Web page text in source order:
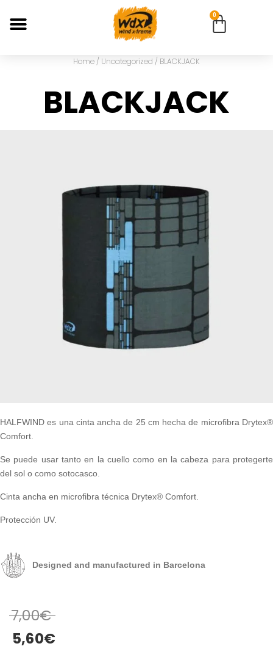
0
Home / Uncategorized / BLACKJACK
BLACKJACK
HALFWIND es una cinta ancha de 25 cm hecha de microfibra Drytex®
Comfort.
Se puede usar tanto en la cuello como en la cabeza para protegerte
del sol o como sotocasco.
Cinta ancha en microfibra técnica Drytex® Comfort.
Protección UV.
Designed and manufactured in Barcelona
7,00€
5,60€